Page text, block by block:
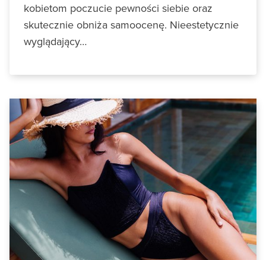
kobietom poczucie pewności siebie oraz
skutecznie obniża samoocenę. Nieestetycznie
wyglądający…